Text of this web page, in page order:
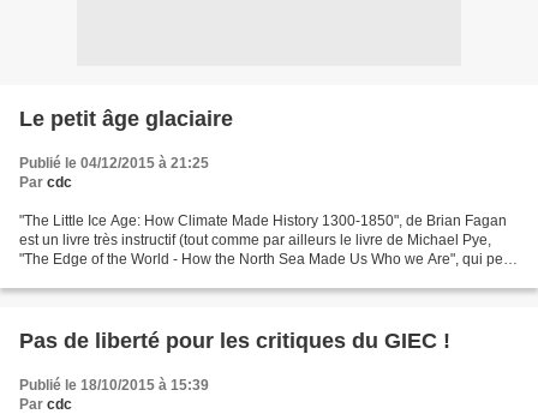
Le petit âge glaciaire
Publié le 04/12/2015 à 21:25
Par cdc
"The Little Ice Age: How Climate Made History 1300-1850", de Brian Fagan
est un livre très instructif (tout comme par ailleurs le livre de Michael Pye,
"The Edge of the World - How the North Sea Made Us Who we Are", qui peut
Pas de liberté pour les critiques du GIEC !
Publié le 18/10/2015 à 15:39
Par cdc